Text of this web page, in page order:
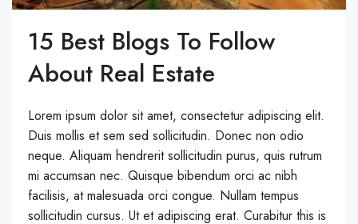
15 Best Blogs To Follow
About Real Estate
Lorem ipsum dolor sit amet, consectetur adipiscing elit.
Duis mollis et sem sed sollicitudin. Donec non odio
neque. Aliquam hendrerit sollicitudin purus, quis rutrum
mi accumsan nec. Quisque bibendum orci ac nibh
facilisis, at malesuada orci congue. Nullam tempus
sollicitudin cursus. Ut et adipiscing erat. Curabitur this is